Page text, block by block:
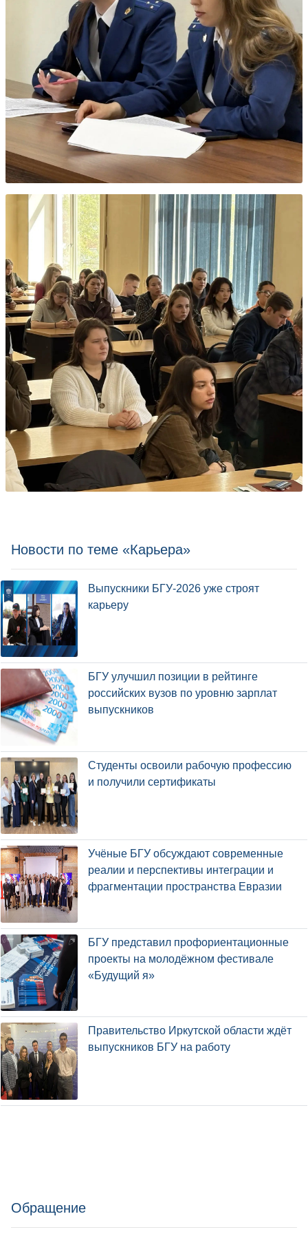
Новости по теме «Карьера»
Выпускники БГУ-2026 уже строят
карьеру
БГУ улучшил позиции в рейтинге
российских вузов по уровню зарплат
выпускников
Студенты освоили рабочую профессию
и получили сертификаты
Учёные БГУ обсуждают современные
реалии и перспективы интеграции и
фрагментации пространства Евразии
БГУ представил профориентационные
проекты на молодёжном фестивале
«Будущий я»
Правительство Иркутской области ждёт
выпускников БГУ на работу
Обращение